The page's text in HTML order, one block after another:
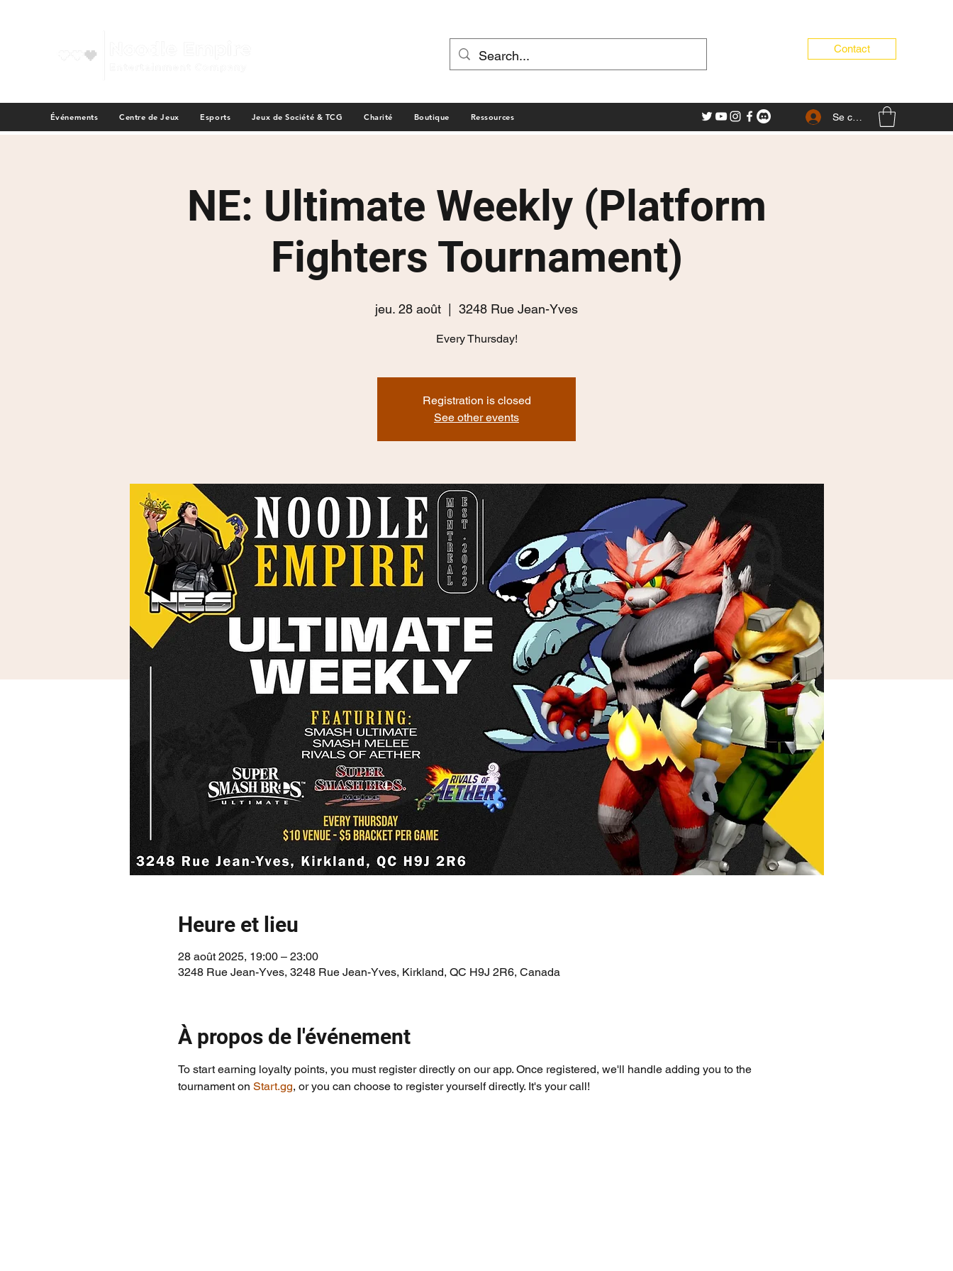
Contact
Événements Centre de Jeux Esports Jeux de Société & TCG Charité Boutique Ressources Se connecter
NE: Ultimate Weekly (Platform
Fighters Tournament)
jeu. 28 août 3248 Rue Jean-Yves
Every Thursday!
Registration is closed
See other events
Heure et lieu
28 août 2025, 19:00 – 23:00
3248 Rue Jean-Yves, 3248 Rue Jean-Yves, Kirkland, QC H9J 2R6, Canada
À propos de l'événement
To start earning loyalty points, you must register directly on our app. Once registered, we'll handle adding you to the
tournament on Start.gg, or you can choose to register yourself directly. It's your call!